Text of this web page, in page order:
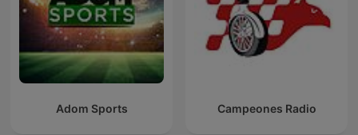
Adom Sports Campeones Radio